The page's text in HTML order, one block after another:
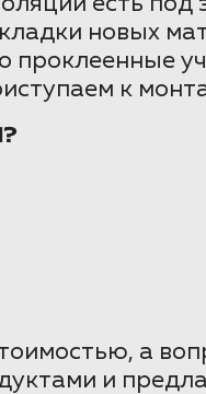
новых
к
а
и